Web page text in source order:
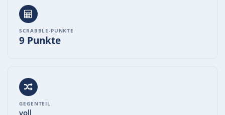
SCRABBLE-PUNKTE
9 Punkte
GEGENTEIL
voll